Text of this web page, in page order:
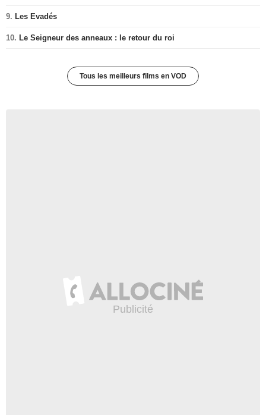
9. Les Evadés
10. Le Seigneur des anneaux : le retour du roi
Tous les meilleurs films en VOD